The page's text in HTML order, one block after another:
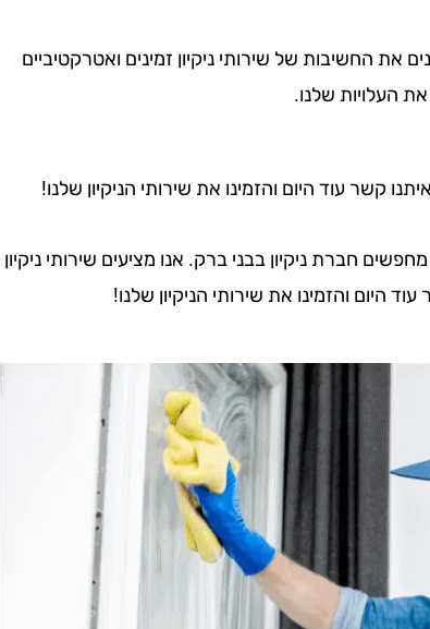
את החשיבות של שירותי ניקיון זמינים ואטרקטיביים
העלויות שלנו.
קשר עוד היום והזמינו את שירותי הניקיון שלנו!
חברת ניקיון בבני ברק. אנו מציעים שירותי ניקיון
היום והזמינו את שירותי הניקיון שלנו!